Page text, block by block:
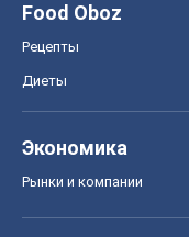
Food Oboz
Рецепты
Диеты
Экономика
Рынки и компании